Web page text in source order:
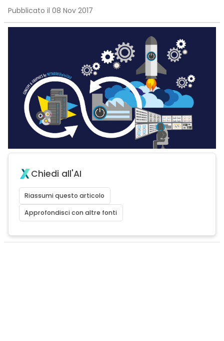
Pubblicato il 08 Nov 2017
Chiedi all'AI
Riassumi questo articolo
Approfondisci con altre fonti